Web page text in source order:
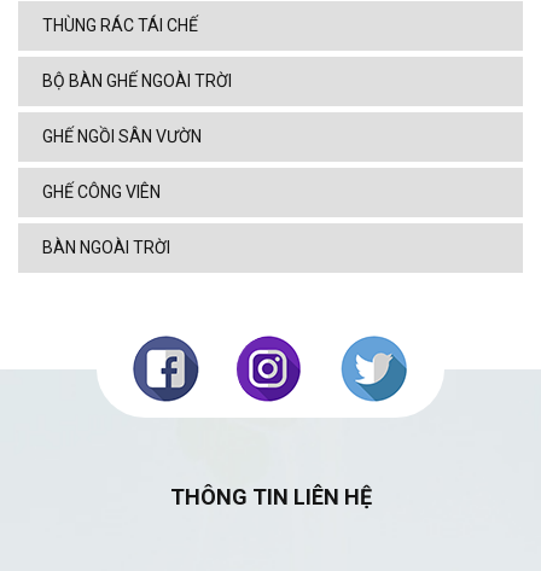
THÙNG RÁC TÁI CHẾ
BỘ BÀN GHẾ NGOÀI TRỜI
GHẾ NGỒI SÂN VƯỜN
GHẾ CÔNG VIÊN
BÀN NGOÀI TRỜI
THÔNG TIN LIÊN HỆ